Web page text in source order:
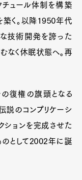
Cars
チュール体制を構築
築く。以降1950年代
技術開発を誇った
なく休眠状態へ。再
の復権の旗頭となる
伝説のコンプリケーシ
ションを完成させた
のとして2002年に誕